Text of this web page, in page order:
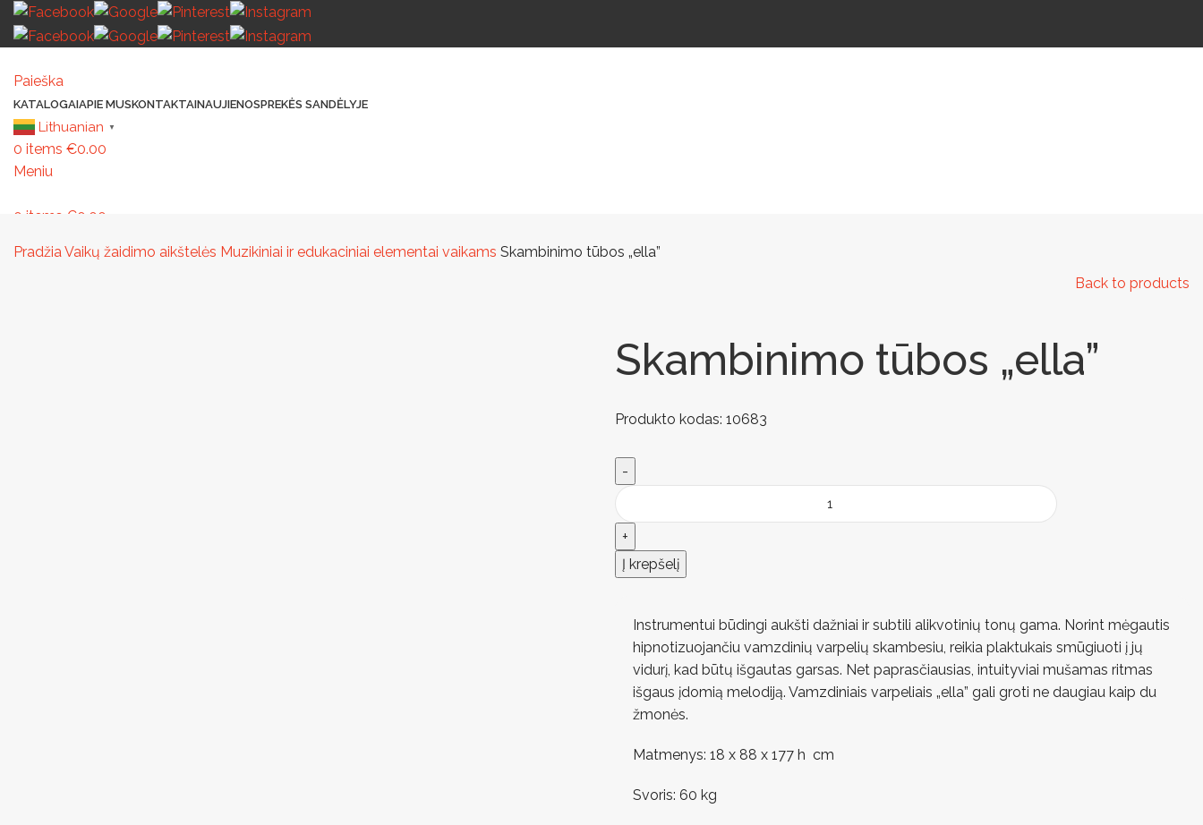
Paieška
KATALOGAIAPIE MUSKONTAKTAINAUJIENOSPREKĖS SANDĖLYJE
Lithuanian ▼
0 items €0.00
Meniu
0 items €0.00
Pradžia Vaikų žaidimo aikštelės Muzikiniai ir edukaciniai elementai vaikams Skambinimo tūbos „ella”
Back to products
Skambinimo tūbos „ella”
Produkto kodas: 10683
Į krepšelį
Instrumentui būdingi aukšti dažniai ir subtili alikvotinių tonų gama. Norint mėgautis
hipnotizuojančiu vamzdinių varpelių skambesiu, reikia plaktukais smūgiuoti į jų
vidurį, kad būtų išgautas garsas. Net paprasčiausias, intuityviai mušamas ritmas
išgaus įdomią melodiją. Vamzdiniais varpeliais „ella” gali groti ne daugiau kaip du
žmonės.
Matmenys: 18 x 88 x 177 h cm
Svoris: 60 kg